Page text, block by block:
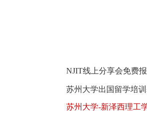
NJIT线上分享会免费
苏州大学出国留学培
苏州大学-新泽西理工